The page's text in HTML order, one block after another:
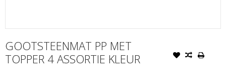
GOOTSTEENMAT PP MET
TOPPER 4 ASSORTIE KLEUR